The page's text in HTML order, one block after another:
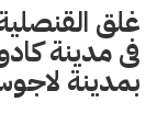
غلق
فى مدينة
بمدينة